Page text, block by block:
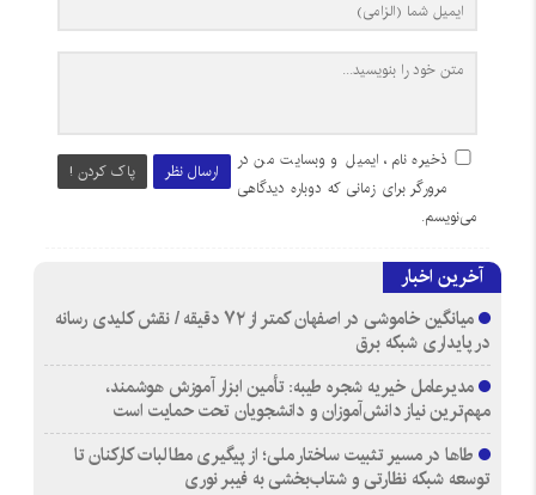
ارسال نظر پاک کردن !
ذخیره نام، ایمیل و وبسایت من در
مرورگر برای زمانی که دوباره دیدگاهی
می‌نویسم.
آخرین اخبار
میانگین خاموشی در اصفهان کمتر از ۷۲ دقیقه / نقش کلیدی رسانه
در پایداری شبکه برق
مدیرعامل خیریه شجره طیبه: تأمین ابزار آموزش هوشمند،
مهم‌ترین نیاز دانش‌آموزان و دانشجویان تحت حمایت است
طاها در مسیر تثبیت ساختار ملی؛ از پیگیری مطالبات کارکنان تا
توسعه شبکه نظارتی و شتاب‌بخشی به فیبر نوری